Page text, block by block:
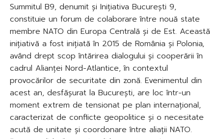
Summitul B9, denumit și Inițiativa București 9,
constituie un forum de colaborare între nouă state
membre NATO din Europa Centrală și de Est. Această
inițiativă a fost inițiată în 2015 de România și Polonia,
având drept scop întărirea dialogului și cooperării în
cadrul Alianței Nord-Atlantice, în contextul
provocărilor de securitate din zonă. Evenimentul din
acest an, desfășurat la București, are loc într-un
moment extrem de tensionat pe plan internațional,
caracterizat de conflicte geopolitice și o necesitate
acută de unitate și coordonare între aliații NATO.